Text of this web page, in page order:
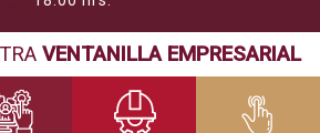
VENTANILLA EMPRESARIAL